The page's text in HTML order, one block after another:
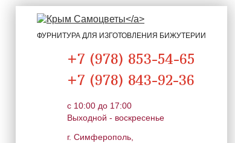
ФУРНИТУРА ДЛЯ ИЗГОТОВЛЕНИЯ БИЖУТЕРИИ
+7 (978) 853-54-65
+7 (978) 843-92-36
c 10:00 до 17:00
Выходной - воскресенье
г. Симферополь,